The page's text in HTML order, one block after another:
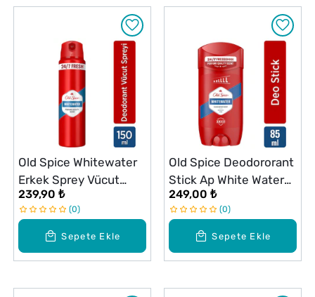
Sepete Ekle
Old Spice Whitewater
Erkek Sprey Vücut
Deodorantı 150 ml
239,90 ₺
0
Sepete Ekle
Old Spice Deodororant
Stick Ap White Water
85 ml
249,00 ₺
0